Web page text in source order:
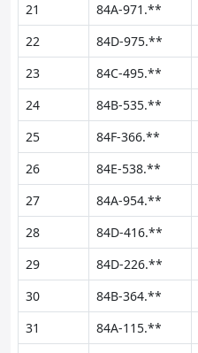
21
84A-971.**
22
84D-975.**
23
84C-495.**
24
84B-535.**
25
84F-366.**
26
84E-538.**
27
84A-954.**
28
84D-416.**
29
84D-226.**
30
84B-364.**
31
84A-115.**